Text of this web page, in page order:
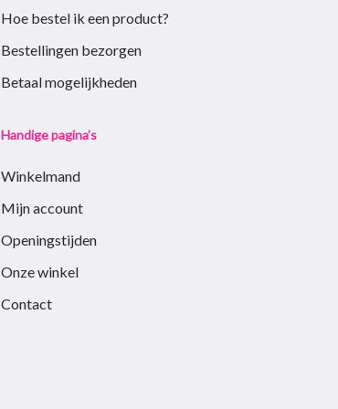
Hoe bestel ik een product?
Bestellingen bezorgen
Betaal mogelijkheden
Handige pagina’s
Winkelmand
Mijn account
Openingstijden
Onze winkel
Contact